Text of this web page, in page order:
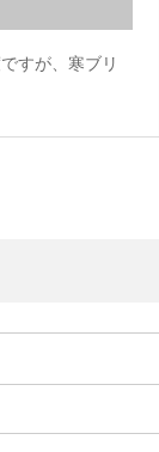
すが、寒ブリ